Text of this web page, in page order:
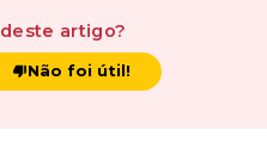
deste artigo?
Não foi útil!